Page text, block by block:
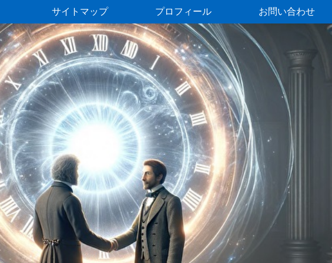
サイトマップ プロフィール お問い合わせ